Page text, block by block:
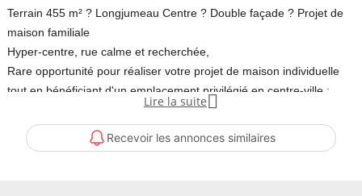
Terrain 455 m² ? Longjumeau Centre ? Double façade ? Projet de
maison familiale
Hyper-centre, rue calme et recherchée,
Rare opportunité pour réaliser votre projet de maison individuelle
tout en bénéficiant d'un emplacement privilégié en centre-ville :
? 15 m de façade sur rue principale
? 28 m côté impasse piétonne pour un jardin intime et sécurisé
? Terrain plat offrant une belle configuration pour un projet
Lire la suite 
Recevoir les annonces similaires